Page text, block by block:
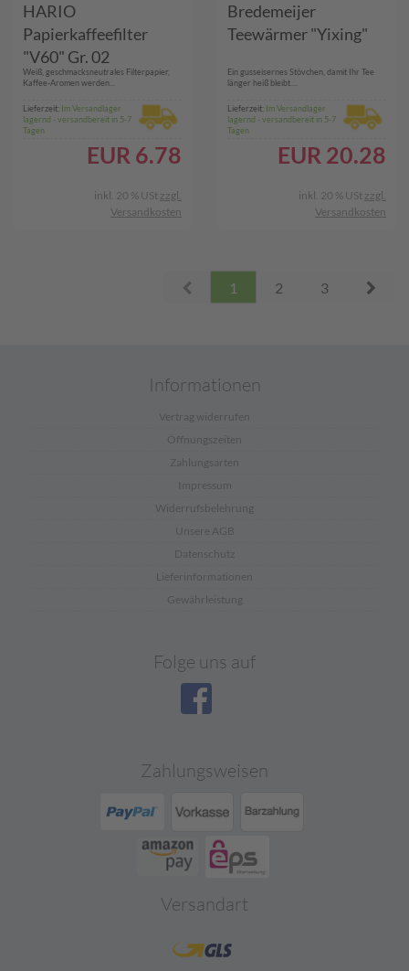
HARIO
Papierkaffeefilter
"V60" Gr. 02
Weiß, geschmacksneutrales Filterpapier,
Kaffee-Aromen werden...
Lieferzeit: Im Versandlager
lagernd - versandbereit in 5-7
Tagen
EUR 6.78
inkl. 20 % USt zzgl.
Versandkosten
Bredemeijer
Teewärmer "Yixing"
Ein gusseisernes Stövchen, damit Ihr Tee
länger heiß bleibt....
Lieferzeit: Im Versandlager
lagernd - versandbereit in 5-7
Tagen
EUR 20.28
inkl. 20 % USt zzgl.
Versandkosten
1 2 3
Informationen
Vertrag widerrufen
Öffnungszeiten
Zahlungsarten
Impressum
Widerrufsbelehrung
Unsere AGB
Datenschutz
Lieferinformationen
Gewährleistung
Folge uns auf
Zahlungsweisen
Versandart